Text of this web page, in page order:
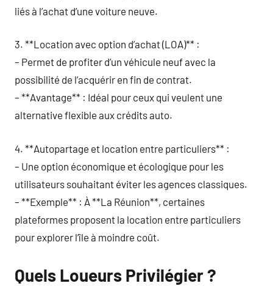
liés à l’achat d’une voiture neuve.
3. **Location avec option d’achat (LOA)** :
– Permet de profiter d’un véhicule neuf avec la
possibilité de l’acquérir en fin de contrat.
– **Avantage** : Idéal pour ceux qui veulent une
alternative flexible aux crédits auto.
4. **Autopartage et location entre particuliers** :
– Une option économique et écologique pour les
utilisateurs souhaitant éviter les agences classiques.
– **Exemple** : À **La Réunion**, certaines
plateformes proposent la location entre particuliers
pour explorer l’île à moindre coût.
Quels Loueurs Privilégier ?